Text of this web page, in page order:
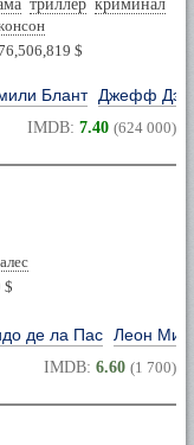
триллер криминал
$
Блант Джефф
IMDB: 7.40 (624 000)
$
де ла Пас Леон
IMDB: 6.60 (1 700)